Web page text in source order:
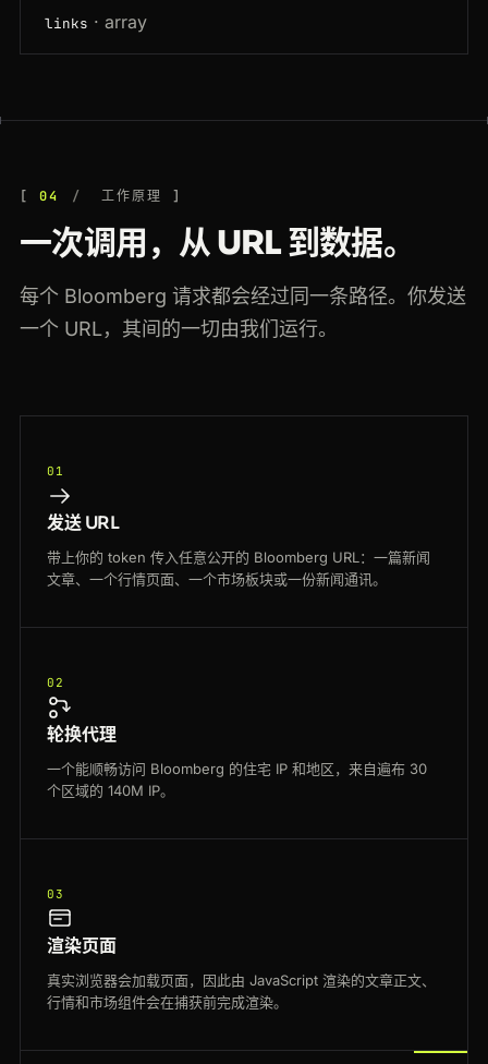
links · array
04 工作原理
一次调用，从 URL 到数据。
每个 Bloomberg 请求都会经过同一条路径。你发送
一个 URL，其间的一切由我们运行。
01
发送 URL
带上你的 token 传入任意公开的 Bloomberg URL：一篇新闻
文章、一个行情页面、一个市场板块或一份新闻通讯。
02
轮换代理
一个能顺畅访问 Bloomberg 的住宅 IP 和地区，来自遍布 30
个区域的 140M IP。
03
渲染页面
真实浏览器会加载页面，因此由 JavaScript 渲染的文章正文、
行情和市场组件会在捕获前完成渲染。